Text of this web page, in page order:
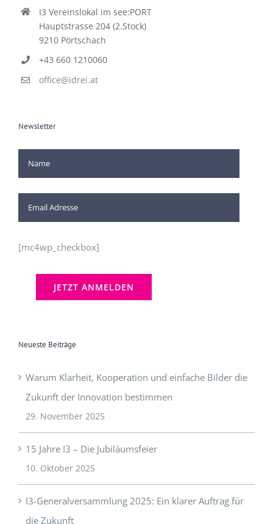
I3 Vereinslokal im see:PORT
Hauptstrasse 204 (2.Stock)
9210 Pörtschach
+43 660 1210060
office@idrei.at
Newsletter
[mc4wp_checkbox]
Neueste Beiträge
Warum Klarheit, Kooperation und einfache Bilder die
Zukunft der Innovation bestimmen
29. November 2025
15 Jahre I3 – Die Jubiläumsfeier
10. Oktober 2025
I3-Generalversammlung 2025: Ein klarer Auftrag für
die Zukunft